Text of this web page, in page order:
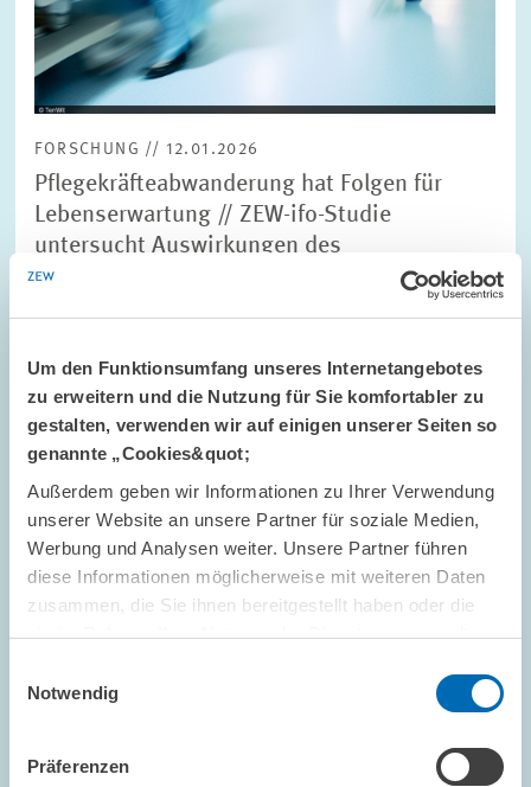
Um den Funktionsumfang unseres Internetangebotes
zu erweitern und die Nutzung für Sie komfortabler zu
gestalten, verwenden wir auf einigen unserer Seiten so
genannte „Cookies&quot;
Außerdem geben wir Informationen zu Ihrer Verwendung
unserer Website an unsere Partner für soziale Medien,
Werbung und Analysen weiter. Unsere Partner führen
diese Informationen möglicherweise mit weiteren Daten
zusammen, die Sie ihnen bereitgestellt haben oder die
sie im Rahmen Ihrer Nutzung der Dienste gesammelt
Notwendig
Präferenzen
FORSCHUNG // 12.01.2026
Pflegekräfteabwanderung hat Folgen für
Lebenserwartung // ZEW-ifo-Studie
untersucht Auswirkungen des
Fachkräftemangels in Krankenhäusern
PFLEGEBERUFE
ARBEITSKRÄFTE
Bild
öffnet
vergrößerter
Ansicht